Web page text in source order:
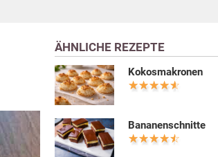
ÄHNLICHE REZEPTE
Kokosmakronen
Bananenschnitte